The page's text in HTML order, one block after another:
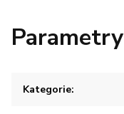
Parametry
Kategorie: